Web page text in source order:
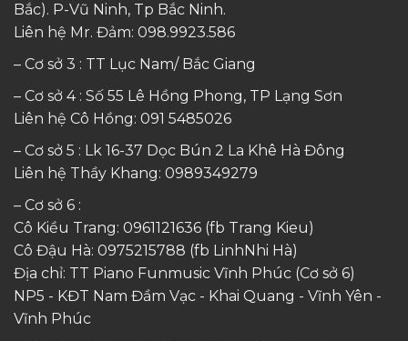
Bắc). P-Vũ Ninh, Tp Bắc Ninh.
Liên hệ Mr. Đảm: 098.9923.586
– Cơ sở 3 : TT Lục Nam/ Bắc Giang
– Cơ sở 4 : Số 55 Lê Hồng Phong, TP Lạng Sơn
Liên hệ Cô Hồng: 091 5485026
– Cơ sở 5 : Lk 16-37 Dọc Bún 2 La Khê Hà Đông
Liên hệ Thầy Khang: 0989349279
– Cơ sở 6 :
Cô Kiều Trang: 0961121636 (fb Trang Kieu)
Cô Đậu Hà: 0975215788 (fb LinhNhi Hà)
Địa chỉ: TT Piano Funmusic Vĩnh Phúc (Cơ sở 6)
NP5 - KĐT Nam Đầm Vạc - Khai Quang - Vĩnh Yên -
Vĩnh Phúc